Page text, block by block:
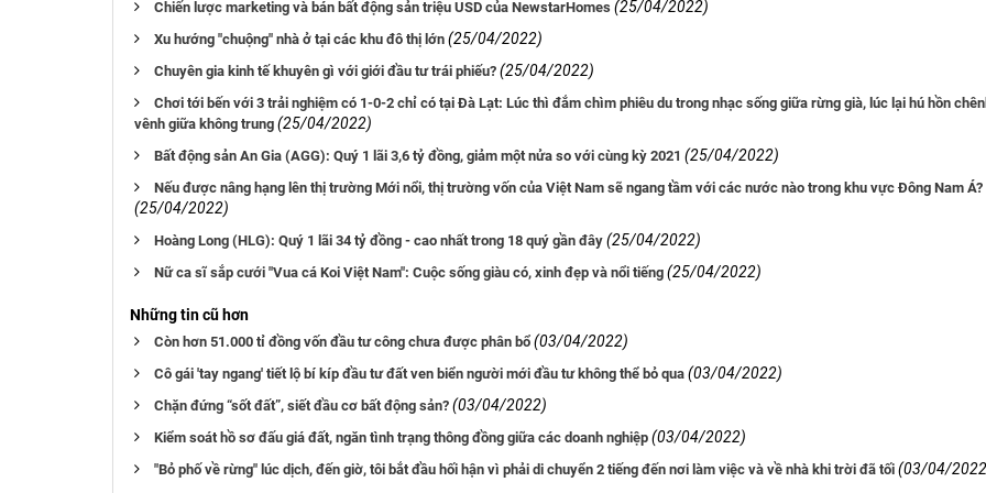
Chiến lược marketing và bán bất động sản triệu USD của NewstarHomes (25/04/2022)
Xu hướng "chuộng" nhà ở tại các khu đô thị lớn (25/04/2022)
Chuyên gia kinh tế khuyên gì với giới đầu tư trái phiếu? (25/04/2022)
Chơi tới bến với 3 trải nghiệm có 1-0-2 chỉ có tại Đà Lạt: Lúc thì đắm chìm phiêu du trong nhạc sống giữa rừng già, lúc lại hú hồn
vênh giữa không trung (25/04/2022)
Bất động sản An Gia (AGG): Quý 1 lãi 3,6 tỷ đồng, giảm một nửa so với cùng kỳ 2021 (25/04/2022)
Nếu được nâng hạng lên thị trường Mới nổi, thị trường vốn của Việt Nam sẽ ngang tầm với các nước nào trong khu vực Đông Nam Á?
(25/04/2022)
Hoàng Long (HLG): Quý 1 lãi 34 tỷ đồng - cao nhất trong 18 quý gần đây (25/04/2022)
Nữ ca sĩ sắp cưới "Vua cá Koi Việt Nam": Cuộc sống giàu có, xinh đẹp và nổi tiếng (25/04/2022)
Những tin cũ hơn
Còn hơn 51.000 tỉ đồng vốn đầu tư công chưa được phân bổ (03/04/2022)
Cô gái 'tay ngang' tiết lộ bí kíp đầu tư đất ven biển người mới đầu tư không thể bỏ qua (03/04/2022)
Chặn đứng “sốt đất”, siết đầu cơ bất động sản? (03/04/2022)
Kiểm soát hồ sơ đấu giá đất, ngăn tình trạng thông đồng giữa các doanh nghiệp (03/04/2022)
"Bỏ phố về rừng" lúc dịch, đến giờ, tôi bắt đầu hối hận vì phải di chuyển 2 tiếng đến nơi làm việc và về nhà khi trời đã tối (03/04/